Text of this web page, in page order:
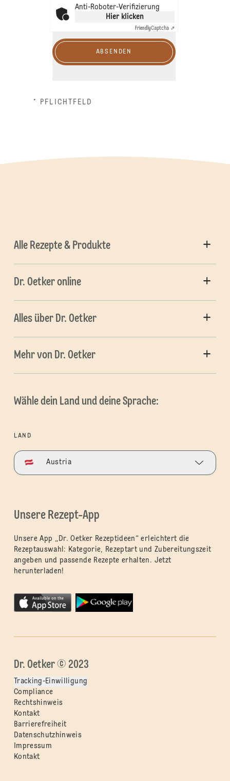
Anti-Roboter-Verifizierung
Hier klicken
FriendlyCaptcha ⇗
ABSENDEN
* PFLICHTFELD
Alle Rezepte & Produkte
Dr. Oetker online
Alles über Dr. Oetker
Mehr von Dr. Oetker
Wähle dein Land und deine Sprache:
LAND
Austria
Unsere Rezept-App
Unsere App „Dr. Oetker Rezeptideen“ erleichtert die
Rezeptauswahl: Kategorie, Rezeptart und Zubereitungszeit
angeben und passende Rezepte erhalten. Jetzt
herunterladen!
Dr. Oetker © 2023
Tracking-Einwilligung
Compliance
Rechtshinweis
Kontakt
Barrierefreiheit
Datenschutzhinweis
Impressum
Kontakt